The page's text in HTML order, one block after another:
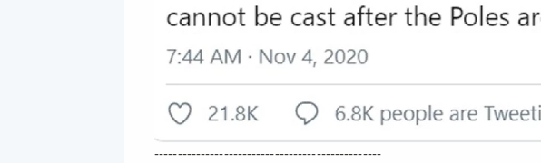
-------------------------------------------------